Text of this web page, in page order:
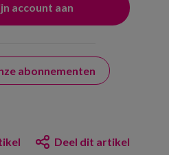
abonnementen
Deel dit artikel